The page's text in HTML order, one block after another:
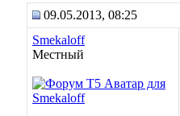
09.05.2013, 08:25
Smekaloff
Местный